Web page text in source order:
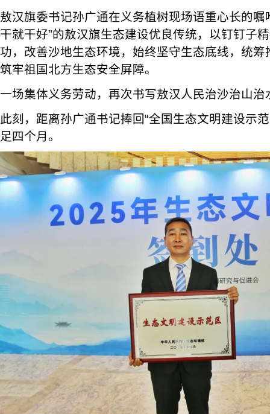
敖汉旗委书记孙广通在义务植树现场语重心长的嘱
干就干好”的敖汉旗生态建设优良传统，以钉钉子
功，改善沙地生态环境，始终坚守生态底线，统
筑牢祖国北方生态安全屏障。
一场集体义务劳动，再次书写敖汉人民治沙治山治
此刻，距离孙广通书记捧回“全国生态文明建设示
足四个月。